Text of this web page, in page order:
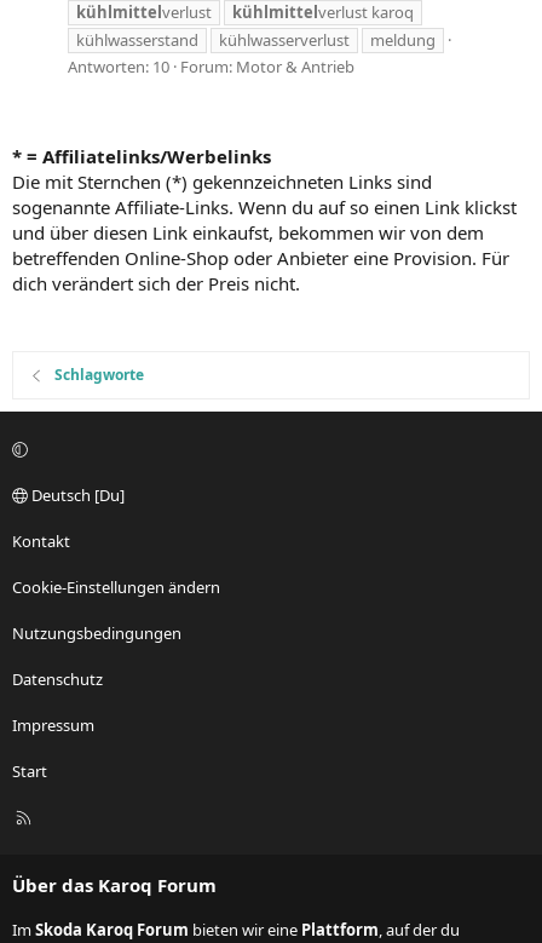
kühlmittelverlust kühlmittelverlust karoq
kühlwasserstand
kühlwasserverlust
meldung
Antworten: 10 Forum: Motor & Antrieb
* = Affiliatelinks/Werbelinks
Die mit Sternchen (*) gekennzeichneten Links sind
sogenannte Affiliate-Links. Wenn du auf so einen Link klickst
und über diesen Link einkaufst, bekommen wir von dem
betreffenden Online-Shop oder Anbieter eine Provision. Für
dich verändert sich der Preis nicht.
Schlagworte
Deutsch [Du]
Kontakt
Cookie-Einstellungen ändern
Nutzungsbedingungen
Datenschutz
Impressum
Start
R
Über das Karoq Forum
ImSkoda Karoq Forum bieten wir eine Plattform, auf der du